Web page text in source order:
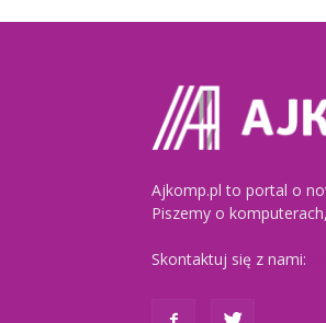
Ajkomp.pl to portal o
Piszemy o
Skontaktuj się z nami: